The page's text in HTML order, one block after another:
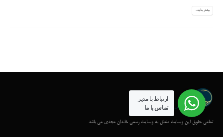
بیشتر بدانید...
تمامی حقوق این وبسایت متعلق به وبسایت رسمی خاندان مجدی می باشد
ارتباط با مدیر
تماس با ما